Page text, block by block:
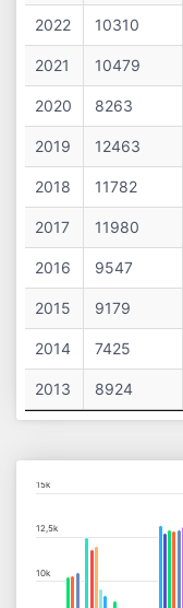
2022 10310
2021 10479
2020 8263
2019 12463
2018 11782
2017 11980
2016 9547
2015 9179
2014 7425
2013 8924
Chart
Bar chart with 13 data
View as data table,
The chart has 1 X
10k
12,5k
15k